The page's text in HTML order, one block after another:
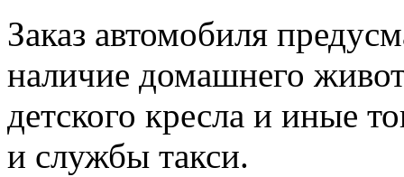
Заказ автомобиля
наличие домашнего
детского кресла и иные
и службы такси.